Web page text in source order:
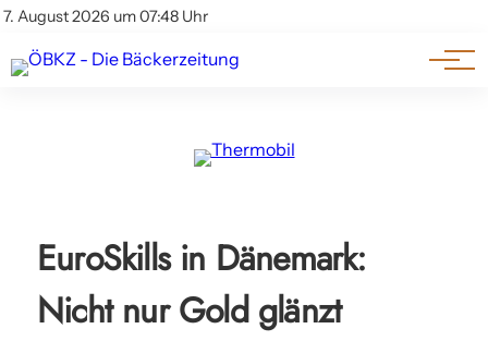
7. August 2026 um 07:48 Uhr
Impressum & Offenlegung
Am Wort
Genuss & Trends
EuroSkills in Dänemark:
Nicht nur Gold glänzt